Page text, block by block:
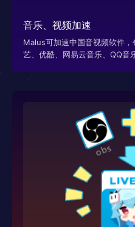
音乐、视频加速
Malus可加速中国音视频软件
艺、优酷、网易云音乐、QQ音